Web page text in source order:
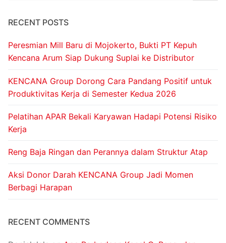
RECENT POSTS
Peresmian Mill Baru di Mojokerto, Bukti PT Kepuh
Kencana Arum Siap Dukung Suplai ke Distributor
KENCANA Group Dorong Cara Pandang Positif untuk
Produktivitas Kerja di Semester Kedua 2026
Pelatihan APAR Bekali Karyawan Hadapi Potensi Risiko
Kerja
Reng Baja Ringan dan Perannya dalam Struktur Atap
Aksi Donor Darah KENCANA Group Jadi Momen
Berbagi Harapan
RECENT COMMENTS